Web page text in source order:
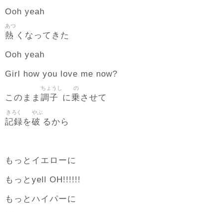
Ooh yeah
熱
あつ
くなってきた
Ooh yeah
Girl how you love me now?
このまま 調子
ちょうし
に乗
の
させて
記録
きろく
を破
やぶ
るから
もっとイエローに
もっとyell OH!!!!!!
もっとハイパーに